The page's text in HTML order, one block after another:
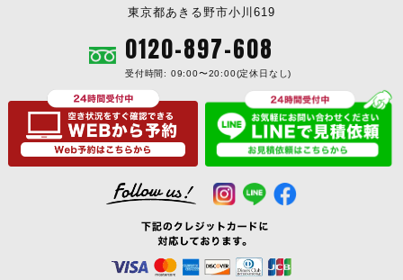
東京都あきる野市小川619
0120-897-608
受付時間: 09:00〜20:00(定休日なし)